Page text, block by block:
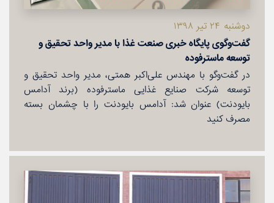
دوشنبه ۲۴ تیر ۱۳۹۸
گفت‌وگوی پایگاه خبری صنعت غذا با مدیر واحد تحقیق و
توسعه ماسترفوده
در گفت‌وگو با مهندس علی‌اكبر همتی، مدیر واحد تحقیق و
توسعه شركت صنایع غذایی ماسترفوده (برند آدامس
بایودنت) عنوان شد: آدامس بایودنت را با چشمان بسته
مصرف كنید